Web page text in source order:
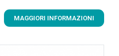
MAGGIORI INFORMAZIONI